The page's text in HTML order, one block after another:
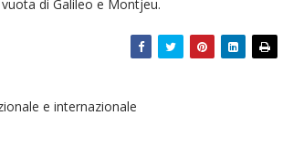
di Galileo e Montjeu.
e internazionale